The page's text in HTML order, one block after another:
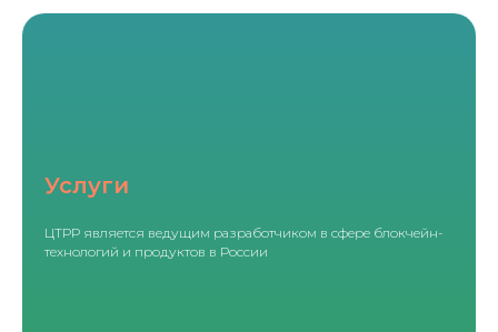
Услуги
ЦТРР является ведущим разработчиком в сфере блокчейн-
технологий и продуктов в России